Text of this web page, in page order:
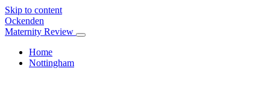
Skip to content
Ockenden
Maternity Review
Home
Nottingham